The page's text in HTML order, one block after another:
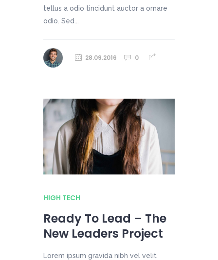
tellus a odio tincidunt auctor a ornare
odio. Sed...
28.09.2016 0
HIGH TECH
Ready To Lead – The
New Leaders Project
Lorem ipsum gravida nibh vel velit